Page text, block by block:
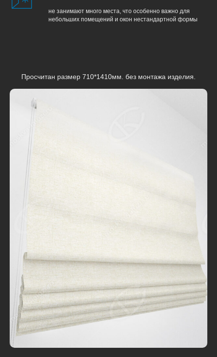
не занимают много места, что особенно важно для
небольших помещений и окон нестандартной формы
Просчитан размер 710*1410мм. без монтажа изделия.